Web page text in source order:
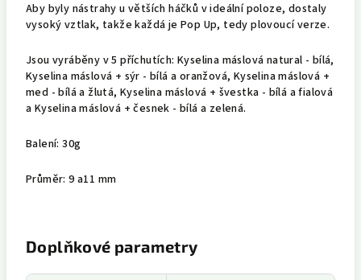
Aby byly nástrahy u větších háčků v ideální poloze, dostaly
vysoký vztlak, takže každá je Pop Up, tedy plovoucí verze.
Jsou vyráběny v 5 příchutích: Kyselina máslová natural - bílá,
Kyselina máslová + sýr - bílá a oranžová, Kyselina máslová +
med - bílá a žlutá, Kyselina máslová + švestka - bílá a fialová
a Kyselina máslová + česnek - bílá a zelená.
Balení: 30g
Průměr: 9 a11 mm
Doplňkové parametry